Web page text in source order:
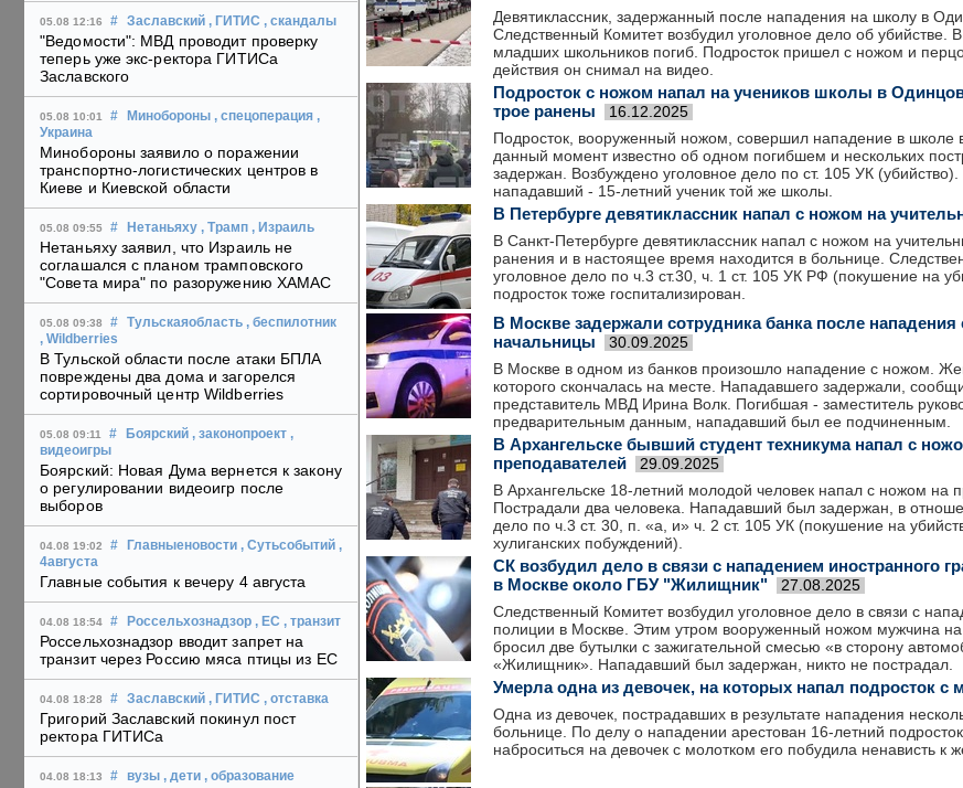
05.08 12:16 # Заславский , ГИТИС , скандалы
"Ведомости": МВД проводит проверку
теперь уже экс-ректора ГИТИСа
Заславского
05.08 10:01 # Минобороны , спецоперация ,
Украина
Минобороны заявило о поражении
транспортно-логистических центров в
Киеве и Киевской области
05.08 09:55 # Нетаньяху , Трамп , Израиль
Нетаньяху заявил, что Израиль не
соглашался с планом трамповского
"Совета мира" по разоружению ХАМАС
05.08 09:38 # Тульскаяобласть , беспилотник
, Wildberries
В Тульской области после атаки БПЛА
повреждены два дома и загорелся
сортировочный центр Wildberries
05.08 09:11 # Боярский , законопроект ,
видеоигры
Боярский: Новая Дума вернется к закону
о регулировании видеоигр после
выборов
04.08 19:02 # Главныеновости , Сутьсобытий ,
4августа
Главные события к вечеру 4 августа
04.08 18:54 # Россельхознадзор , ЕС , транзит
Россельхознадзор вводит запрет на
транзит через Россию мяса птицы из ЕС
04.08 18:28 # Заславский , ГИТИС , отставка
Григорий Заславский покинул пост
ректора ГИТИСа
04.08 18:13 # вузы , дети , образование
Девятиклассник, задержанный после нападения на школу в
Следственный Комитет возбудил уголовное дело об убийстве.
младших школьников погиб. Подросток пришел с ножом и
действия он снимал на видео.
Подросток с ножом напал на учеников школы в
трое ранены
16.12.2025
Подросток, вооруженный ножом, совершил нападение в
данный момент известно об одном погибшем и нескольких
задержан. Возбуждено уголовное дело по ст. 105 УК
нападавший - 15-летний ученик той же школы.
В Петербурге девятиклассник напал с ножом на
В Санкт-Петербурге девятиклассник напал с ножом на
ранения и в настоящее время находится в больнице.
уголовное дело по ч.3 ст.30, ч. 1 ст. 105 УК РФ (покушение на
подросток тоже госпитализирован.
В Москве задержали сотрудника банка после
начальницы
30.09.2025
В Москве в одном из банков произошло нападение с ножом.
которого скончалась на месте. Нападавшего задержали,
представитель МВД Ирина Волк. Погибшая - заместитель
предварительным данным, нападавший был ее подчиненным.
В Архангельске бывший студент техникума напал с
преподавателей
29.09.2025
В Архангельске 18-летний молодой человек напал с ножом на
Пострадали два человека. Нападавший был задержан, в
дело по ч.3 ст. 30, п. «а, и» ч. 2 ст. 105 УК (покушение на
хулиганских побуждений).
СК возбудил дело в связи с нападением иностранного
в Москве около ГБУ "Жилищник"
27.08.2025
Следственный Комитет возбудил уголовное дело в связи с
полиции в Москве. Этим утром вооруженный ножом мужчина
бросил две бутылки с зажигательной смесью «в сторону
«Жилищник». Нападавший был задержан, никто не пострадал.
Умерла одна из девочек, на которых напал подросток с
Одна из девочек, пострадавших в результате нападения
больнице. По делу о нападении арестован 16-летний
наброситься на девочек с молотком его побудила ненависть к